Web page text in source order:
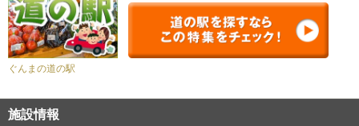
ぐんまの道の駅
施設情報